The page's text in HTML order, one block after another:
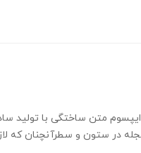
متن ساختگی با تولید
در ستون و سطرآنچنان که